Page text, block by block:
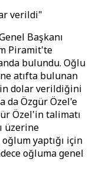
verildi"
Başkanı
Piramit'te
bulundu. Oğlu
atıfta bulunan
dolar verildiğini
da Özgür Özel'e
Özel'in talimatı
üzerine
yaptığı için
oğluma genel